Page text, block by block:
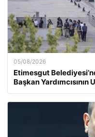
05/08/2026
Etimesgut
Başkan